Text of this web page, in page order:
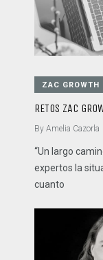
ZAC GROWTH
RETOS ZAC
By Amelia Cazorla
“Un largo
expertos la
cuanto